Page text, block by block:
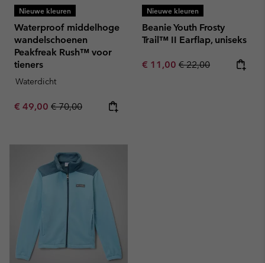
Nieuwe kleuren
Waterproof middelhoge
wandelschoenen
Peakfreak Rush™ voor
tieners
Waterdicht
Sale price:
€ 49,00 Regular price:
€ 70,00
Nieuwe kleuren
Beanie Youth Frosty
Trail™ II Earflap, uniseks
Sale price:
€ 11,00 Regular price:
€ 22,00